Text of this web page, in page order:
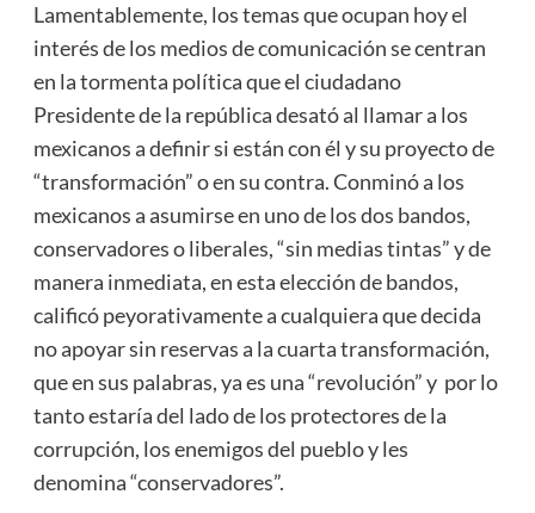
Lamentablemente, los temas que ocupan hoy el
interés de los medios de comunicación se centran
en la tormenta política que el ciudadano
Presidente de la república desató al llamar a los
mexicanos a definir si están con él y su proyecto de
“transformación” o en su contra. Conminó a los
mexicanos a asumirse en uno de los dos bandos,
conservadores o liberales, “sin medias tintas” y de
manera inmediata, en esta elección de bandos,
calificó peyorativamente a cualquiera que decida
no apoyar sin reservas a la cuarta transformación,
que en sus palabras, ya es una “revolución” y por lo
tanto estaría del lado de los protectores de la
corrupción, los enemigos del pueblo y les
denomina “conservadores”.